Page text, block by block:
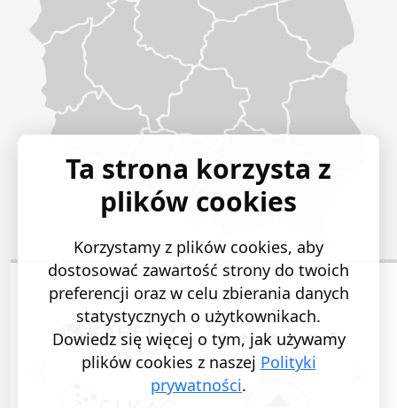
POPRZEDNI SLAJD
Ta strona korzysta z
plików cookies
Korzystamy z plików cookies, aby
dostosować zawartość strony do twoich
preferencji oraz w celu zbierania danych
statystycznych o użytkownikach.
Dowiedz się więcej o tym, jak używamy
plików cookies z naszej Polityki
prywatności.